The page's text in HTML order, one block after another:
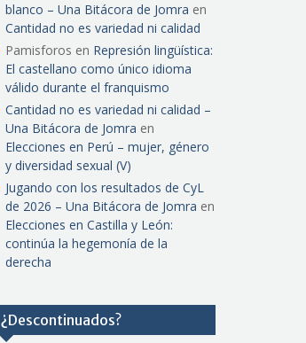
blanco – Una Bitácora de Jomra en
Cantidad no es variedad ni calidad
Pamisforos en Represión lingüística:
El castellano como único idioma
válido durante el franquismo
Cantidad no es variedad ni calidad –
Una Bitácora de Jomra en
Elecciones en Perú – mujer, género
y diversidad sexual (V)
Jugando con los resultados de CyL
de 2026 – Una Bitácora de Jomra en
Elecciones en Castilla y León:
continúa la hegemonía de la
derecha
¿Descontinuados?